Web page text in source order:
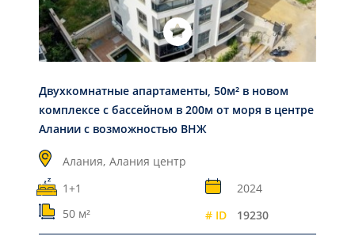
Двухкомнатные апартаменты, 50м² в новом
комплексе с бассейном в 200м от моря в центре
Алании с возможностью ВНЖ
Алания, Алания центр
1+1
2024
50 м²
# ID 19230